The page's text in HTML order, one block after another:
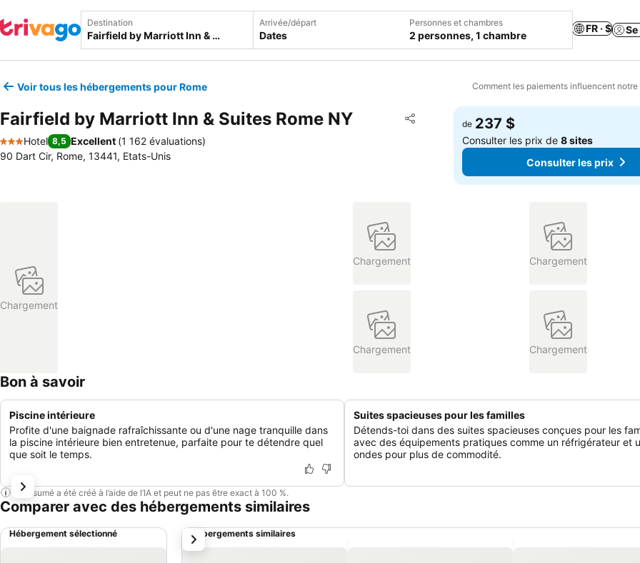
Destination Arrivée/départ
Dates
Personnes et chambres
2 personnes, 1 chambre
FR · $
Voir tous les hébergements pour Rome Comment les paiements influencent
Fairfield by Marriott Inn & Suites Rome NY Partager
Ajouter à mes favoris
3 Étoiles
Hotel 8,5 Excellent (1 162 évaluations)
90 Dart Cir, Rome, 13441, Etats-Unis
de 237 $
Consulter les prix de8 sites
Consulter les prix
Chargement
Chargement Chargement
Chargement Chargement
Bon à savoir
Piscine intérieure
Profite d'une baignade rafraîchissante ou d'une nage tranquille dans
la piscine intérieure bien entretenue, parfaite pour te détendre quel
que soit le temps.
Suites spacieuses pour les familles
Détends-toi dans des suites spacieuses conçues pour les
avec des équipements pratiques comme un réfrigérateur et
ondes pour plus de commodité.
Ce résumé a été créé à l’aide de l’IA et peut ne pas être exact à 100 %.
Comparer avec des hébergements similaires
Hébergement sélectionné Hébergements similaires
suivant